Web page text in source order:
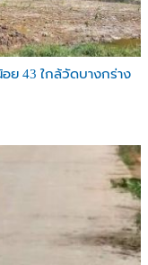
อย 43 ใกล้วัดบางกร่าง